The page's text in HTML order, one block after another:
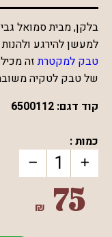
בלקן, מבית סמואל
למעשן להירגע
טבק למקטרתזה
של טבק לטקיה
קוד דגם: 6500112
כמות :
75
₪